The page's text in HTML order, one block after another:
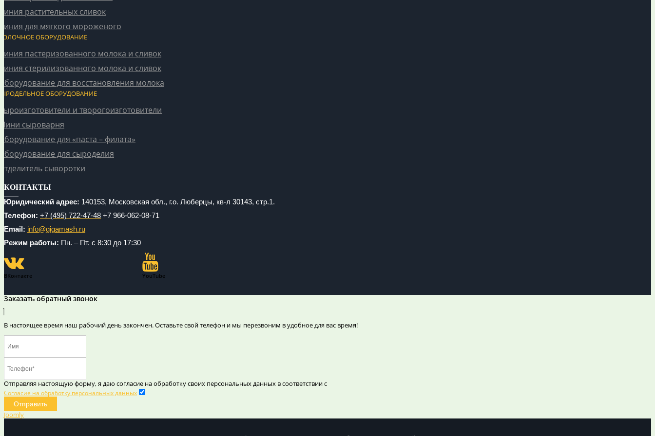
растительных сливок
для мягкого мороженого
ОБОРУДОВАНИЕ
пастеризованного молока и сливок
стерилизованного молока и сливок
для восстановления молока
ОБОРУДОВАНИЕ
и творогоизготовители
сыроварня
для «паста – филата»
для сыроделия
сыворотки
КОНТАКТЫ
Юридический адрес: 140153, Московская обл., г.о. Люберцы, кв-л 30143, стр.1.
Телефон: +7 (495) 722-47-48 +7 966-062-08-71
Email: info@gigamash.ru
Режим работы: Пн. – Пт. с 8:30 до 17:30
ВКонтакте YouTube
Заказать обратный звонок
В настоящее время наш рабочий день закончен. Оставьте свой телефон и мы перезвоним в удобное для вас время!
Отправляя настоящую форму, я даю согласие на обработку своих персональных данных в соответствии с
Согласие на обработку персональных данных
Отправить
Joomly